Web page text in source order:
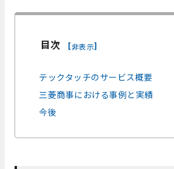
目次 [非表示]
テックタッチのサービス概要
三菱商事における事例と実績
今後